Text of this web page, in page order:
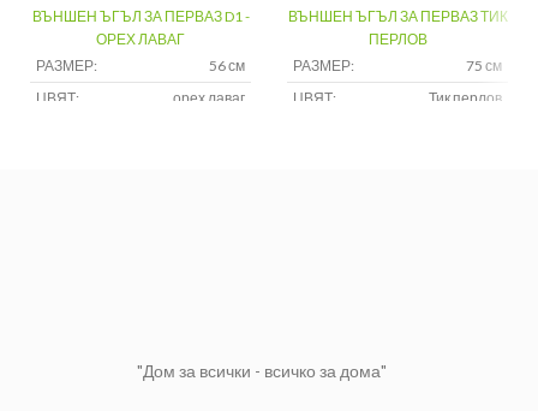
ВЪНШЕН ЪГЪЛ ЗА ПЕРВАЗ D1 -
ОРЕХ ЛАВАГ
РАЗМЕР:
56 см
ЦВЯТ:
орех лаваг
ВЪНШЕН ЪГЪЛ ЗА ПЕРВАЗ ТИК
ПЕРЛОВ
РАЗМЕР:
75 см
ЦВЯТ:
Тик перлов
"Дом за всички - всичко за дома"